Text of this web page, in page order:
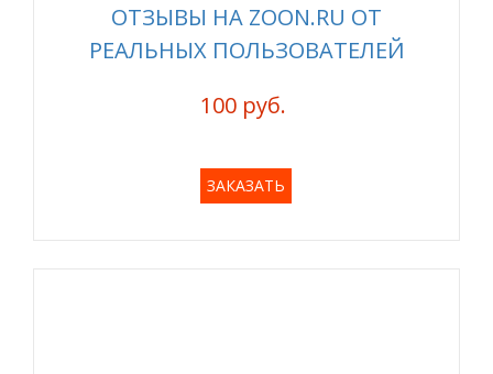
ОТЗЫВЫ НА ZOON.RU ОТ
РЕАЛЬНЫХ ПОЛЬЗОВАТЕЛЕЙ
100 руб.
ЗАКАЗАТЬ